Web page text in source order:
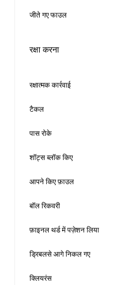
जीते गए फाउल
रक्षा करना
रक्षात्मक कार्रवाई
टैकल
पास रोके
शॉट्स ब्लॉक किए
आपने किए फ़ाउल
बॉल रिकवरी
फ़ाइनल थर्ड में पज़ेशन लिया
ड्रिबलसे आगे निकल गए
क्लियरंस